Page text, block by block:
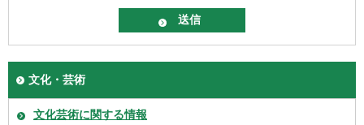
文化・芸術
文化芸術に関する情報